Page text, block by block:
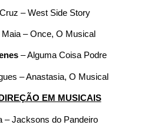
– West Side Story
Maia – Once, O Musical
– Alguma Coisa Podre
– Anastasia, O Musical
EM MUSICAIS
– Jacksons do Pandeiro